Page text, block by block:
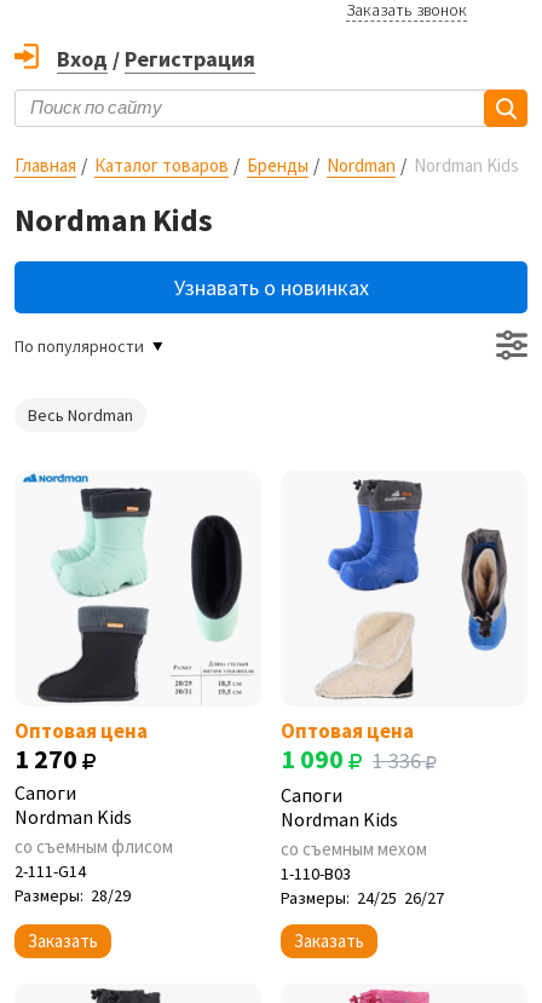
Заказать звонок
Вход / Регистрация
Главная Каталог товаров Бренды Nordman Nordman Kids
Nordman Kids
Узнавать о новинках
По популярности
Весь Nordman
Оптовая цена
1 270
Сапоги
Nordman Kids
со съемным флисом
2-111-G14
Размеры: 28/29
Заказать
Оптовая цена
1 090 1 336
Сапоги
Nordman Kids
со съемным мехом
1-110-B03
Размеры: 24/25 26/27
Заказать